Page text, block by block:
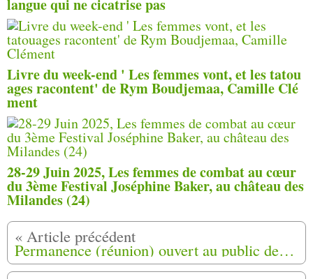
langue qui ne cicatrise pas
Livre du week-end ' Les femmes vont, et les tatou
ages racontent' de Rym Boudjemaa, Camille Clé
ment
28-29 Juin 2025, Les femmes de combat au cœur
du 3ème Festival Joséphine Baker, au château des
Milandes (24)
Permanence (réunion) ouvert au public de L’Association Départementale Harkis Dordogne Veuves et Orphelins à Périgueux.